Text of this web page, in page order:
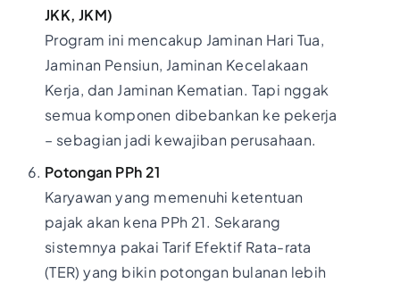
JKK, JKM)
Program ini mencakup Jaminan Hari Tua,
Jaminan Pensiun, Jaminan Kecelakaan
Kerja, dan Jaminan Kematian. Tapi nggak
semua komponen dibebankan ke pekerja
– sebagian jadi kewajiban perusahaan.
Potongan PPh 21
Karyawan yang memenuhi ketentuan
pajak akan kena PPh 21. Sekarang
sistemnya pakai Tarif Efektif Rata-rata
(TER) yang bikin potongan bulanan lebih